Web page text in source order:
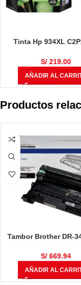
Tinta Hp 934XL
S/219.00
AÑADIR AL
Productos
Tambor Brother DR-
L5650DN / MFC-L6700
L6900DW / MFC-
50,000 Páginas
S/669.94
AÑADIR AL